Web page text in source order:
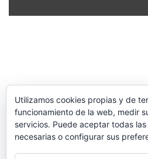
Utilizamos cookies propias y de
funcionamiento de la web, medir
servicios. Puede aceptar todas
necesarias o configurar sus